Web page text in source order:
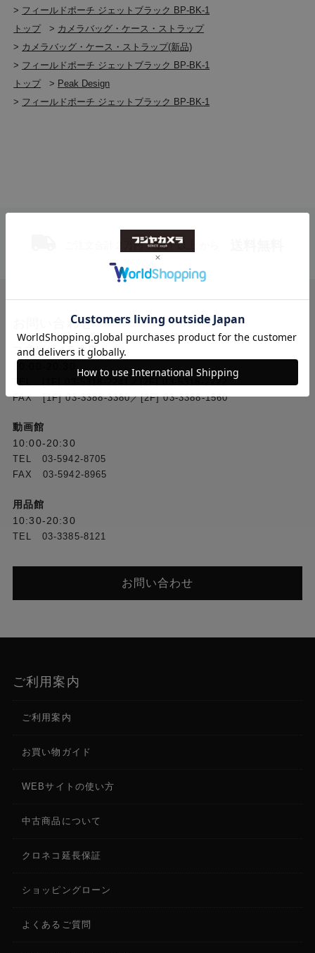
> フィールドポーチ ジェットブラック BP-BK-1
トップ
> カメラバッグ・ケース・ストラップ
> カメラバッグ・ケース・ストラップ(新品)
> フィールドポーチ ジェットブラック BP-BK-1
トップ
> Peak Design
> フィールドポーチ ジェットブラック BP-BK-1
ご注文合計２万円（税込） 以上 から
お問い合わせ
フジヤカメラ本店
TEL [1F] 03-5318-2241／[2F] 03-5318-2222
FAX [1F] 03-3388-3380／[2F] 03-3388-1560
動画館
10:00-20:30
TEL 03-5942-8705
FAX 03-5942-8965
用品館
10:30-20:30
TEL 03-3385-8121
お問い合わせ
ご利用案内
ご利用案内
お買い物ガイド
WEBサイトの使い方
中古商品について
クロネコ延長保証
ショッピングローン
よくあるご質問